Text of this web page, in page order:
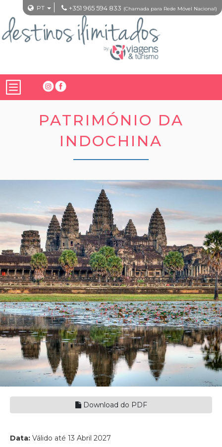
PT +351 965 594 833 (Chamada para Rede Móvel Nacional)
PATRIMÓNIO DA
INDOCHINA
Download do PDF
Data: Válido até 13 Abril 2027